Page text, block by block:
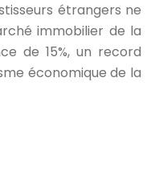
étrangers ne
immobilier de la
de 15%, un record
économique de la